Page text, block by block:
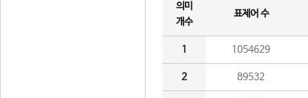
의미
개수
표제어 수
1 1054629
2 89532